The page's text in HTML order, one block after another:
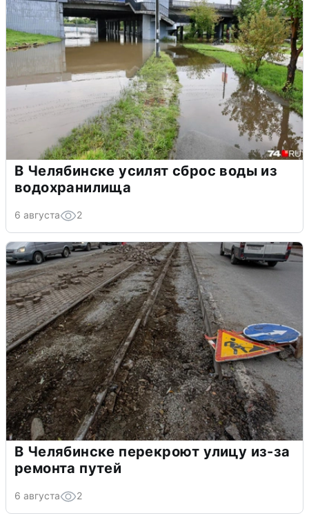
В Челябинске усилят сброс воды из
водохранилища
6 августа 2
В Челябинске перекроют улицу из-за
ремонта путей
6 августа 2